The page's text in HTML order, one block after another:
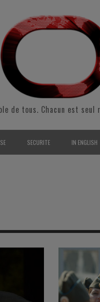
de tous. Chacun est
ENTRAÎNEMENT
SECURITE
AUTONOMIE
SÉCURITÉ PRIVÉE
IN ENGLISH
TRAINING